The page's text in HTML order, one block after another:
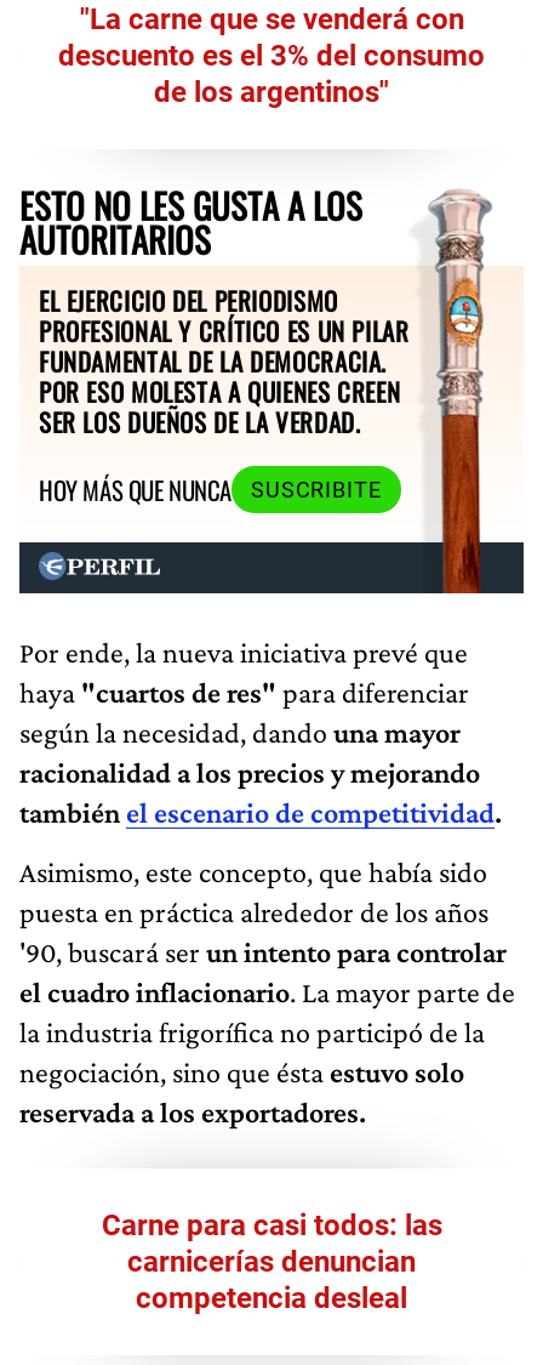
"La carne que se venderá con
descuento es el 3% del consumo
de los argentinos"
ESTO NO LES GUSTA A LOS
AUTORITARIOS
EL EJERCICIO DEL PERIODISMO
PROFESIONAL Y CRÍTICO ES UN PILAR
FUNDAMENTAL DE LA DEMOCRACIA.
POR ESO MOLESTA A QUIENES CREEN
SER LOS DUEÑOS DE LA VERDAD.
HOY MÁS QUE NUNCA
SUSCRIBITE
Por ende, la nueva iniciativa prevé que
haya "cuartos de res" para diferenciar
según la necesidad, dando una mayor
racionalidad a los precios y mejorando
también el escenario de competitividad.
Asimismo, este concepto, que había sido
puesta en práctica alrededor de los años
'90, buscará ser un intento para controlar
el cuadro inflacionario. La mayor parte de
la industria frigorífica no participó de la
negociación, sino que ésta estuvo solo
reservada a los exportadores.
Carne para casi todos: las
carnicerías denuncian
competencia desleal